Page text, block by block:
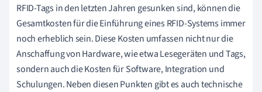
RFID-Tags in den letzten Jahren gesunken sind, können die
Gesamtkosten für die Einführung eines RFID-Systems immer
noch erheblich sein. Diese Kosten umfassen nicht nur die
Anschaffung von Hardware, wie etwa Lesegeräten und Tags,
sondern auch die Kosten für Software, Integration und
Schulungen. Neben diesen Punkten gibt es auch technische